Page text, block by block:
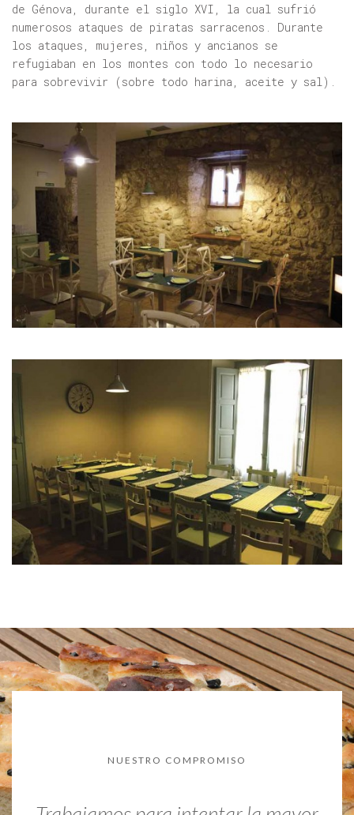
de Génova, durante el siglo XVI, la cual sufrió
numerosos ataques de piratas sarracenos. Durante
los ataques, mujeres, niños y ancianos se
refugiaban en los montes con todo lo necesario
para sobrevivir (sobre todo harina, aceite y sal).
NUESTRO COMPROMISO